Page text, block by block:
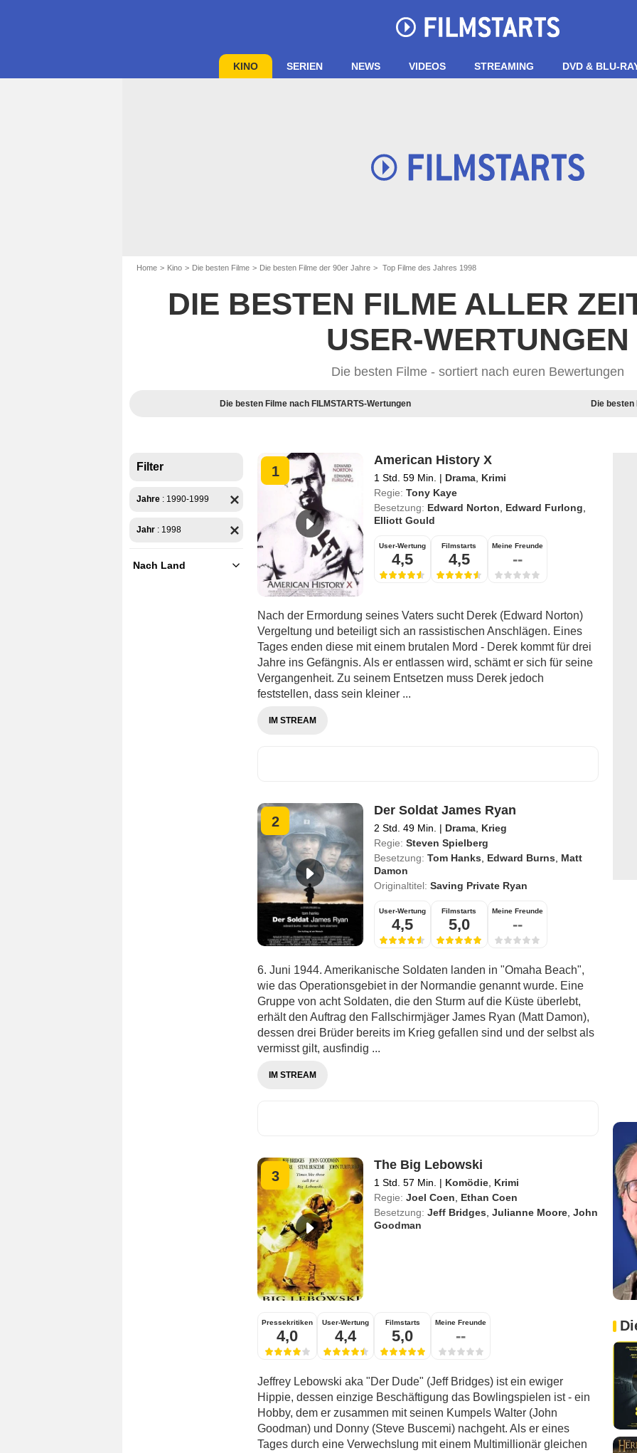
KINO SERIEN NEWS VIDEOS STREAMING DVD & BLU-
Home Kino Die besten Filme Die besten Filme der 90er Jahre Top Filme des Jahres 1998
DIE BESTEN FILME ALLER
USER-WERTUNGEN
Die besten Filme - sortiert nach euren Bewertungen
Die besten Filme nach FILMSTARTS-Wertungen Die
Filter
Jahre : 1990-1999
Jahr : 1998
Nach Land
1
American History X
1 Std. 59 Min. | Drama, Krimi
Regie: Tony Kaye
Besetzung: Edward Norton Edward Furlong
Elliott Gould
User-Wertung
4,5
Filmstarts
4,5
Meine Freunde
--
Nach der Ermordung seines Vaters sucht Derek (Edward Norton)
Vergeltung und beteiligt sich an rassistischen Anschlägen. Eines
Tages enden diese mit einem brutalen Mord - Derek kommt für drei
Jahre ins Gefängnis. Als er entlassen wird, schämt er sich für seine
Vergangenheit. Zu seinem Entsetzen muss Derek jedoch
feststellen, dass sein kleiner ...
IM STREAM
2
Der Soldat James Ryan
2 Std. 49 Min. | Drama, Krieg
Regie: Steven Spielberg
Besetzung: Tom Hanks Edward Burns
Matt
Damon
Originaltitel: Saving Private Ryan
User-Wertung
4,5
Filmstarts
5,0
Meine Freunde
--
6. Juni 1944. Amerikanische Soldaten landen in "Omaha Beach",
wie das Operationsgebiet in der Normandie genannt wurde. Eine
Gruppe von acht Soldaten, die den Sturm auf die Küste überlebt,
erhält den Auftrag den Fallschirmjäger James Ryan (Matt Damon),
dessen drei Brüder bereits im Krieg gefallen sind und der selbst als
vermisst gilt, ausfindig ...
IM STREAM
3
The Big Lebowski
1 Std. 57 Min. | Komödie, Krimi
Regie: Joel Coen
Ethan Coen
Besetzung: Jeff Bridges Julianne Moore, John
Goodman
Pressekritiken
4,0
User-Wertung
4,4
Filmstarts
5,0
Meine Freunde
--
Jeffrey Lebowski aka "Der Dude" (Jeff Bridges) ist ein ewiger
Hippie, dessen einzige Beschäftigung das Bowlingspielen ist - ein
Hobby, dem er zusammen mit seinen Kumpels Walter (John
Goodman) und Donny (Steve Buscemi) nachgeht. Als er eines
Tages durch eine Verwechslung mit einem Multimillionär gleichen